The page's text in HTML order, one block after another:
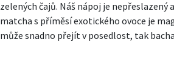
zelených čajů. Náš nápoj je nepřeslazený
matcha s příměsí exotického ovoce je
může snadno přejít v posedlost, tak